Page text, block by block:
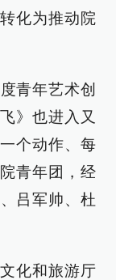
化为推动院
青年艺术创
》也进入又
个动作、每
青年团，经
吕军帅、杜
化和旅游厅